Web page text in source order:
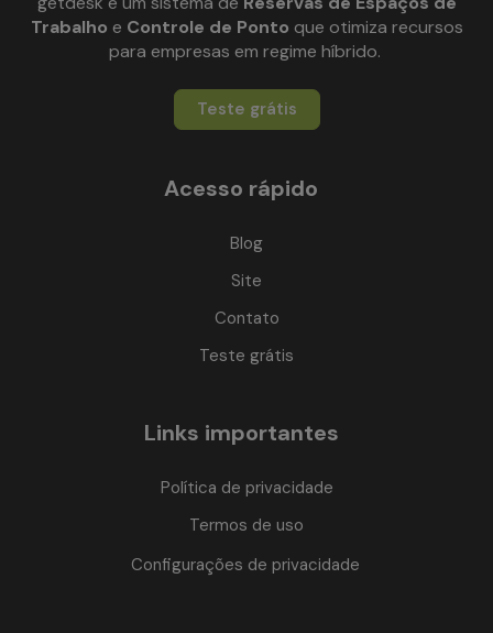
Trabalho e Controle de Ponto que otimiza recursos
para empresas em regime híbrido.
Teste grátis
Acesso rápido
Blog
Site
Contato
Teste grátis
Links importantes
Política de privacidade
Termos de uso
Configurações de privacidade